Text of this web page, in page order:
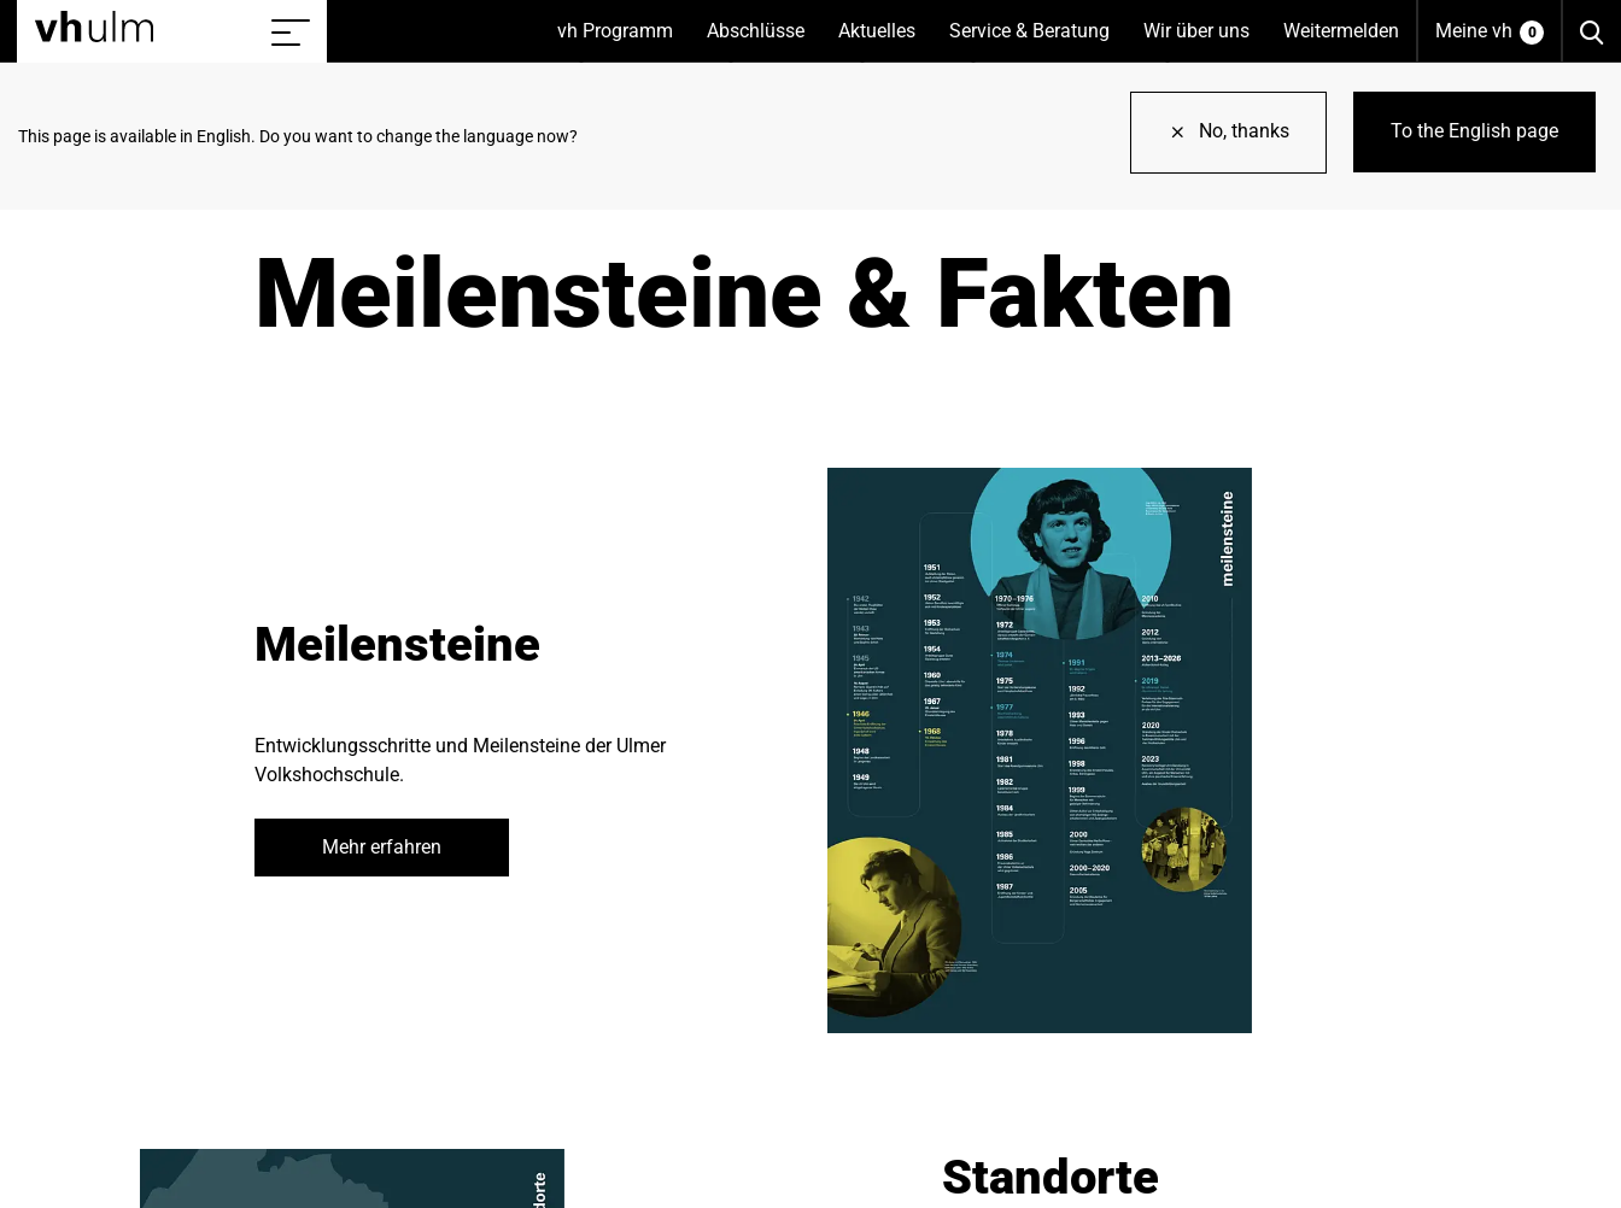
Sitemap
Meine vh 0
vh Programm (Unterseiten
Abschlüsse(Unterseiten
Aktuelles(Unterseiten
Service & Beratung (Unterseiten
anzeigen)
Wir über uns(Unterseiten
anzeigen)
Weitermelden
This page is available in English. Do you want to change the language now? No, thanks To the English page
Meilensteine & Fakten
Meilensteine
Entwicklungsschritte und Meilensteine der Ulmer
Volkshochschule.
Mehr erfahren
Standorte